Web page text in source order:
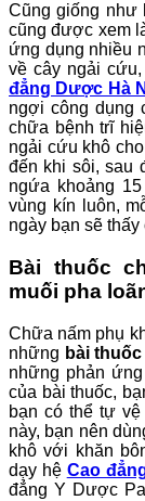
Cũng giống như
cũng được xem
ứng dụng nhiều
về cây ngải
đẳng Dược Hà
ngợi công dụng
chữa bệnh trĩ
ngải cứu khô
đến khi sôi, sau
ngứa khoảng
vùng kín luôn,
ngày bạn sẽ
Bài thuốc
muối pha
Chữa nấm phụ
những bài
những phản
của bài thuốc,
bạn có thể tự
này, bạn nên
khô với khăn
dạy hệ Cao
đẳng Y Dược